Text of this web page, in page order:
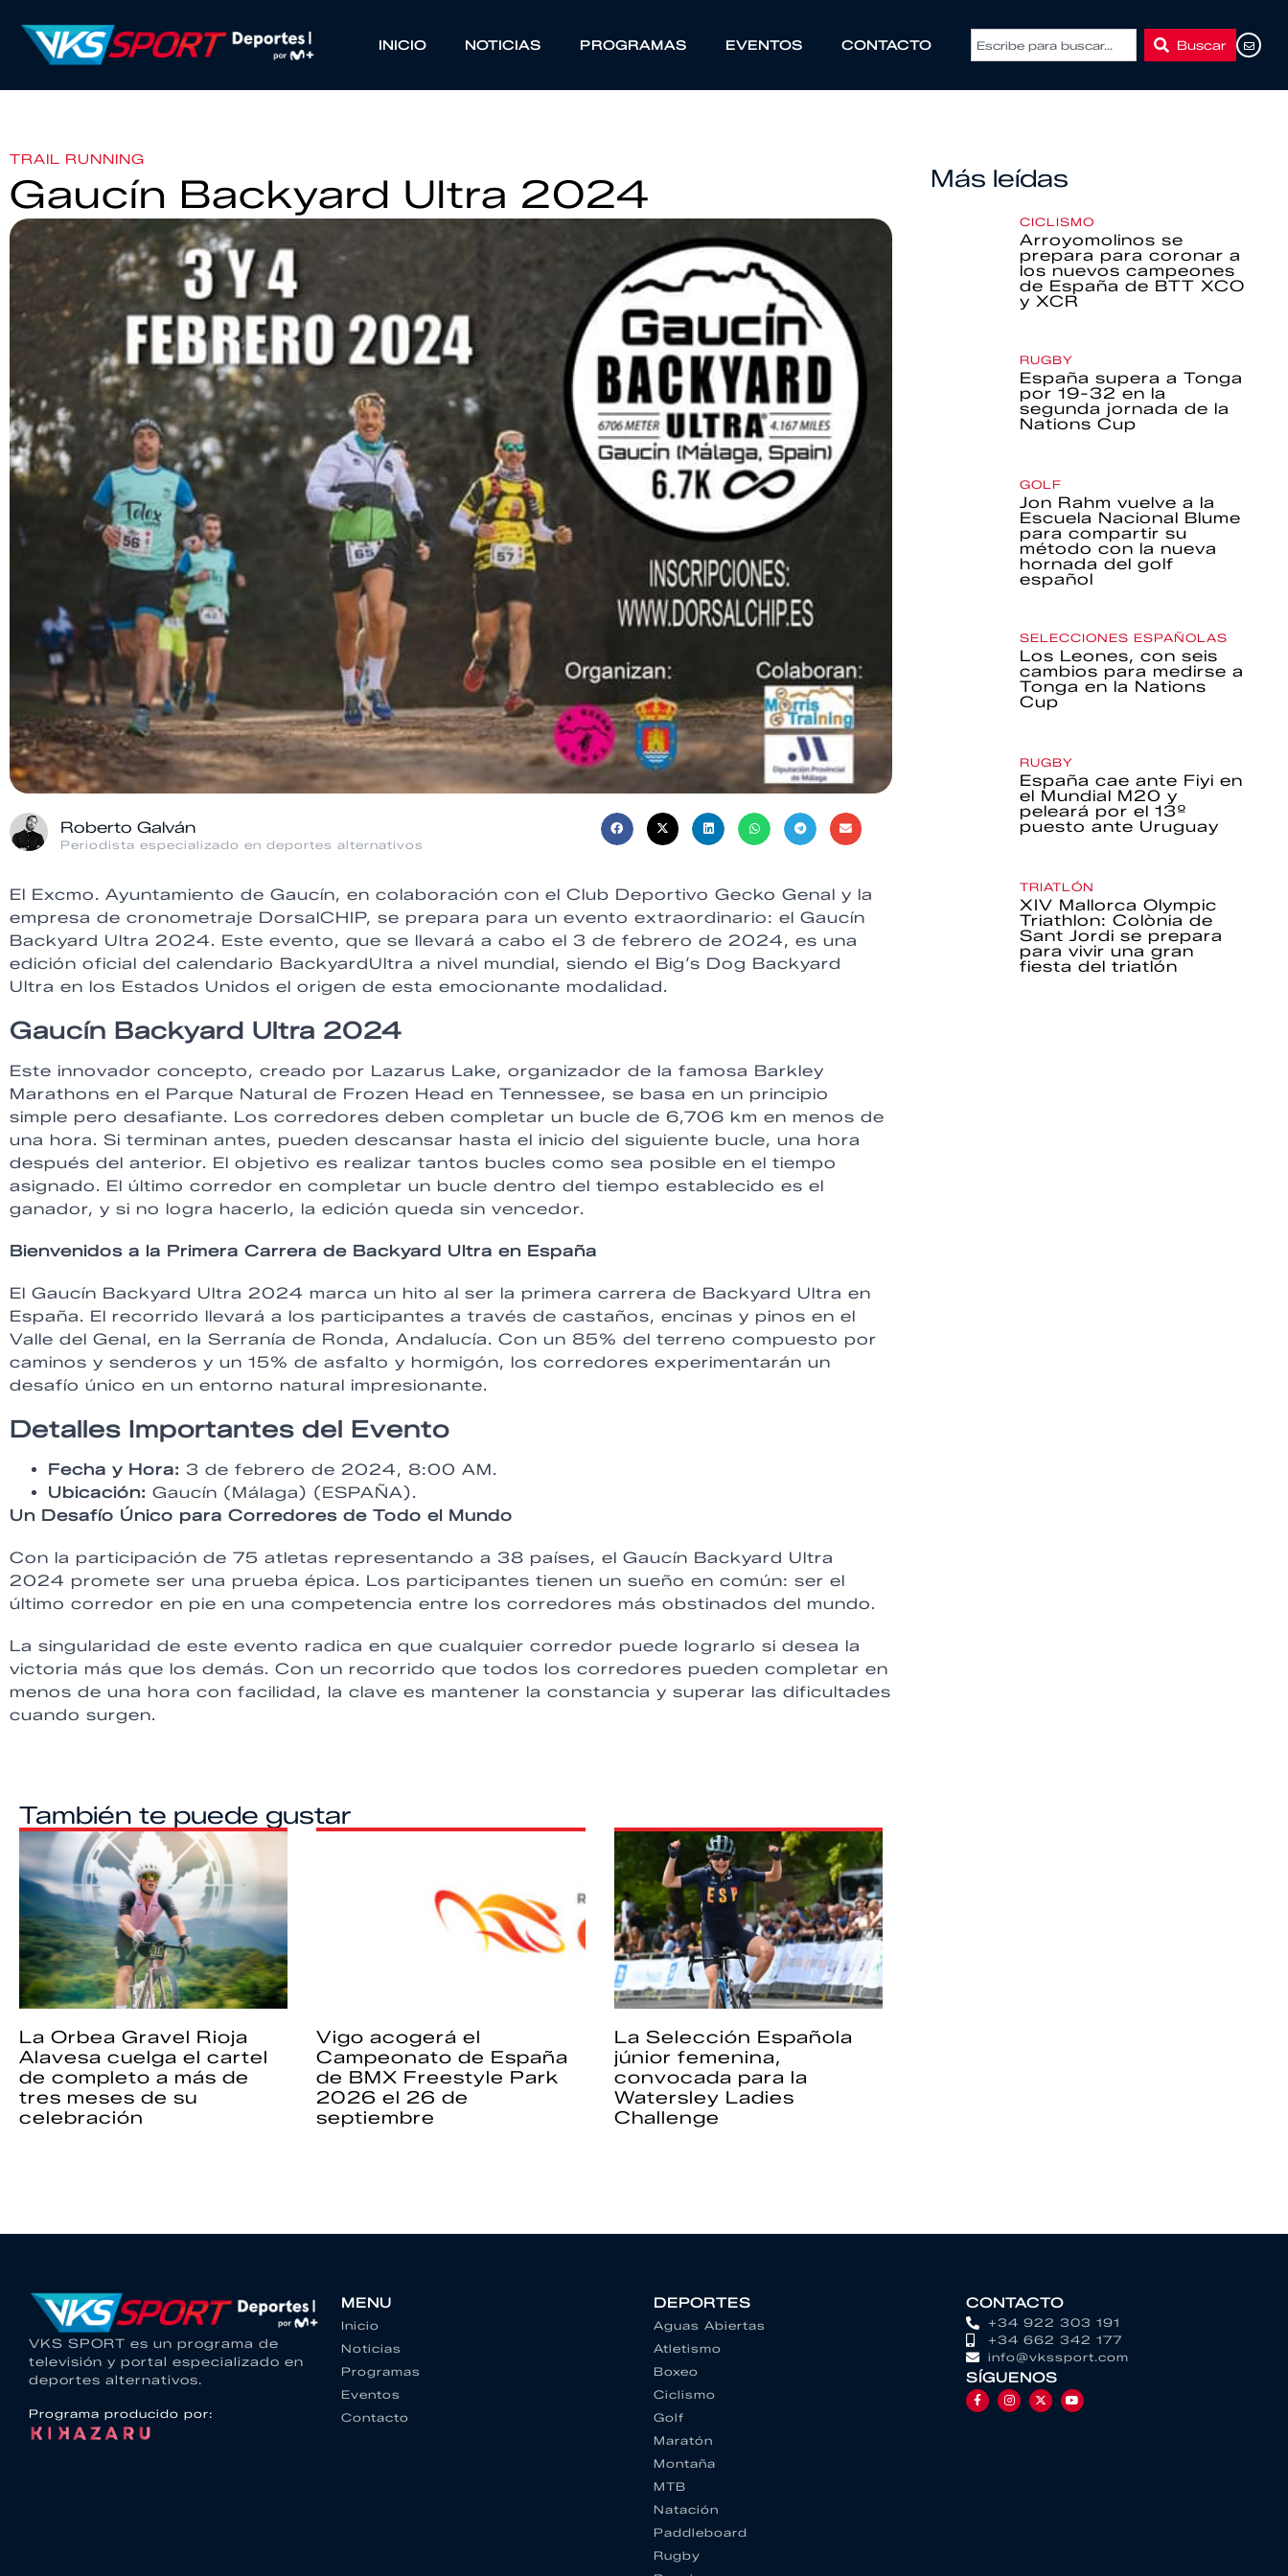
INICIO NOTICIAS PROGRAMAS EVENTOS CONTACTO Buscar
TRAIL RUNNING
Gaucín Backyard Ultra 2024
Roberto Galván
Periodista especializado en deportes alternativos
El Excmo. Ayuntamiento de Gaucín, en colaboración con el Club Deportivo Gecko Genal y la
empresa de cronometraje DorsalCHIP, se prepara para un evento extraordinario: el Gaucín
Backyard Ultra 2024. Este evento, que se llevará a cabo el 3 de febrero de 2024, es una
edición oficial del calendario BackyardUltra a nivel mundial, siendo el Big’s Dog Backyard
Ultra en los Estados Unidos el origen de esta emocionante modalidad.
Gaucín Backyard Ultra 2024
Este innovador concepto, creado por Lazarus Lake, organizador de la famosa Barkley
Marathons en el Parque Natural de Frozen Head en Tennessee, se basa en un principio
simple pero desafiante. Los corredores deben completar un bucle de 6,706 km en menos de
una hora. Si terminan antes, pueden descansar hasta el inicio del siguiente bucle, una hora
después del anterior. El objetivo es realizar tantos bucles como sea posible en el tiempo
asignado. El último corredor en completar un bucle dentro del tiempo establecido es el
ganador, y si no logra hacerlo, la edición queda sin vencedor.
Bienvenidos a la Primera Carrera de Backyard Ultra en España
El Gaucín Backyard Ultra 2024 marca un hito al ser la primera carrera de Backyard Ultra en
España. El recorrido llevará a los participantes a través de castaños, encinas y pinos en el
Valle del Genal, en la Serranía de Ronda, Andalucía. Con un 85% del terreno compuesto por
caminos y senderos y un 15% de asfalto y hormigón, los corredores experimentarán un
desafío único en un entorno natural impresionante.
Detalles Importantes del Evento
Fecha y Hora: 3 de febrero de 2024, 8:00 AM.
Ubicación: Gaucín (Málaga) (ESPAÑA).
Un Desafío Único para Corredores de Todo el Mundo
Con la participación de 75 atletas representando a 38 países, el Gaucín Backyard Ultra
2024 promete ser una prueba épica. Los participantes tienen un sueño en común: ser el
último corredor en pie en una competencia entre los corredores más obstinados del mundo.
La singularidad de este evento radica en que cualquier corredor puede lograrlo si desea la
victoria más que los demás. Con un recorrido que todos los corredores pueden completar en
menos de una hora con facilidad, la clave es mantener la constancia y superar las dificultades
cuando surgen.
También te puede gustar
La Orbea Gravel Rioja
Alavesa cuelga el cartel
de completo a más de
tres meses de su
celebración
Vigo acogerá el
Campeonato de España
de BMX Freestyle Park
2026 el 26 de
septiembre
La Selección Española
júnior femenina,
convocada para la
Watersley Ladies
Challenge
Más leídas
CICLISMO
Arroyomolinos se
prepara para coronar a
los nuevos campeones
de España de BTT XCO
y XCR
RUGBY
España supera a Tonga
por 19-32 en la
segunda jornada de la
Nations Cup
GOLF
Jon Rahm vuelve a la
Escuela Nacional Blume
para compartir su
método con la nueva
hornada del golf
español
SELECCIONES ESPAÑOLAS
Los Leones, con seis
cambios para medirse a
Tonga en la Nations
Cup
RUGBY
España cae ante Fiyi en
el Mundial M20 y
peleará por el 13º
puesto ante Uruguay
TRIATLÓN
XIV Mallorca Olympic
Triathlon: Colònia de
Sant Jordi se prepara
para vivir una gran
fiesta del triatlón
VKS SPORT es un programa de
televisión y portal especializado en
deportes alternativos.
Programa producido por:
MENU
Inicio
Noticias
Programas
Eventos
Contacto
DEPORTES
Aguas Abiertas
Atletismo
Boxeo
Ciclismo
Golf
Maratón
Montaña
MTB
Natación
Paddleboard
Rugby
CONTACTO
+34 922 303 191
+34 662 342 177
info@vkssport.com
SÍGUENOS